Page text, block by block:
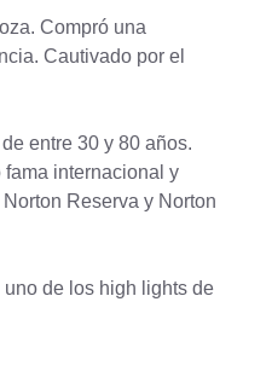
Compró una
Cautivado por el
entre 30 y 80 años.
internacional y
Reserva y Norton
de los high lights de